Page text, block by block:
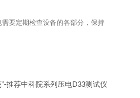
要定期检查设备的各部分，保持
推荐中科院系列压电D33测试仪